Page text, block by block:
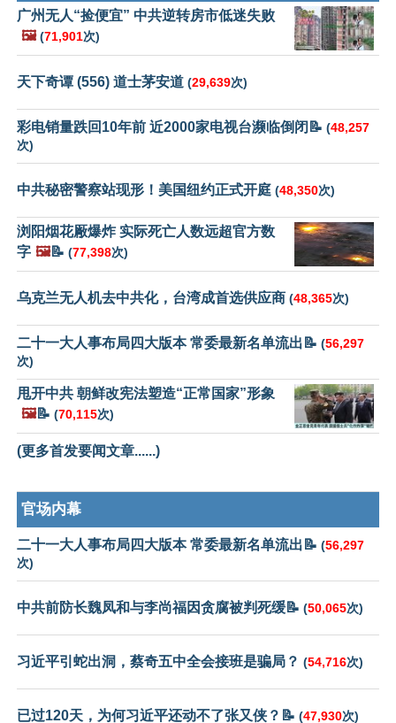
广州无人“捡便宜” 中共逆转房市低迷失败
🖼️ (71,901次)
天下奇谭 (556) 道士茅安道 (29,639次)
彩电销量跌回10年前 近2000家电视台濒临倒闭📝 (48,257
次)
中共秘密警察站现形！美国纽约正式开庭 (48,350次)
浏阳烟花厰爆炸 实际死亡人数远超官方数
字 🖼️📝 (77,398次)
乌克兰无人机去中共化，台湾成首选供应商 (48,365次)
二十一大人事布局四大版本 常委最新名单流出📝 (56,297
次)
甩开中共 朝鲜改宪法塑造“正常国家”形象
🖼️📝 (70,115次)
(更多首发要闻文章......)
官场内幕
二十一大人事布局四大版本 常委最新名单流出📝 (56,297
次)
中共前防长魏凤和与李尚福因贪腐被判死缓📝 (50,065次)
习近平引蛇出洞，蔡奇五中全会接班是骗局？ (54,716次)
已过120天，为何习近平还动不了张又侠？📝 (47,930次)